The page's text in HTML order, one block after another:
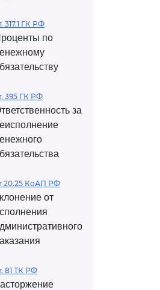
317.1 ГК РФ
по
395 ГК РФ
за
20.25 КоАП РФ
от
81 ТК РФ